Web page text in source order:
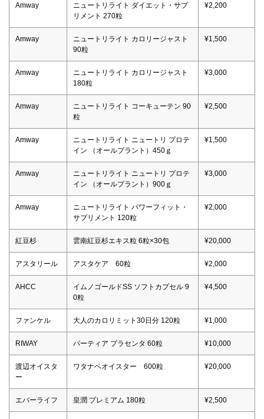
Amway
ニュートリライト ダイエット・サプ
リメント 270粒
¥2,200
Amway
ニュートリライト カロリージャスト
90粒
¥1,500
Amway
ニュートリライト カロリージャスト
180粒
¥3,000
Amway
ニュートリライト コーキューテン 90
粒
¥2,500
Amway
ニュートリライト ニュートリ プロテ
イン （オールプラント）450ｇ
¥1,500
Amway
ニュートリライト ニュートリ プロテ
イン （オールプラント）900ｇ
¥3,000
Amway
ニュートリライト パワーフィット・
サプリメント 120粒
¥2,000
紅豆杉 雲南紅豆杉エキス粒 6粒×30包 ¥20,000
アスタリール アスタケア 60粒 ¥2,000
AHCC
イムノゴールドSS ソフトカプセル 9
0粒
¥4,500
ファンケル 大人のカロリミット30日分 120粒 ¥1,000
RIWAY パーティア プラセンタ 60粒 ¥10,000
渡辺オイスタ
ー
ワタナベオイスター 600粒 ¥20,000
エバーライフ 皇潤 プレミアム 180粒 ¥2,500